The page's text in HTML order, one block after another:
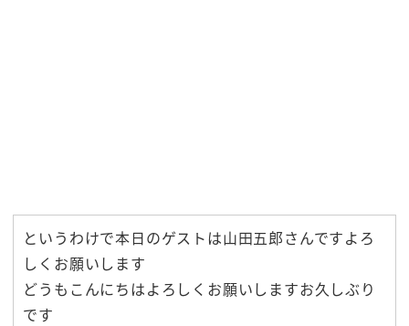
というわけで本日のゲストは山田五郎さんですよろ
しくお願いします
どうもこんにちはよろしくお願いしますお久しぶり
です